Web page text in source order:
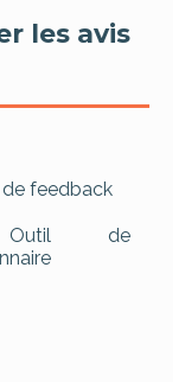
les avis
de feedback
de